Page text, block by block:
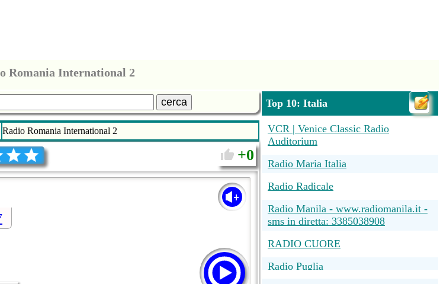
Romania International 2
cerca
Radio Romania International 2
0
Top 10: Italia
VCR | Venice Classic Radio
Auditorium
Radio Maria Italia
Radio Radicale
Radio Manila - www.radiomanila.it -
sms in diretta: 3385038908
RADIO CUORE
Radio Puglia